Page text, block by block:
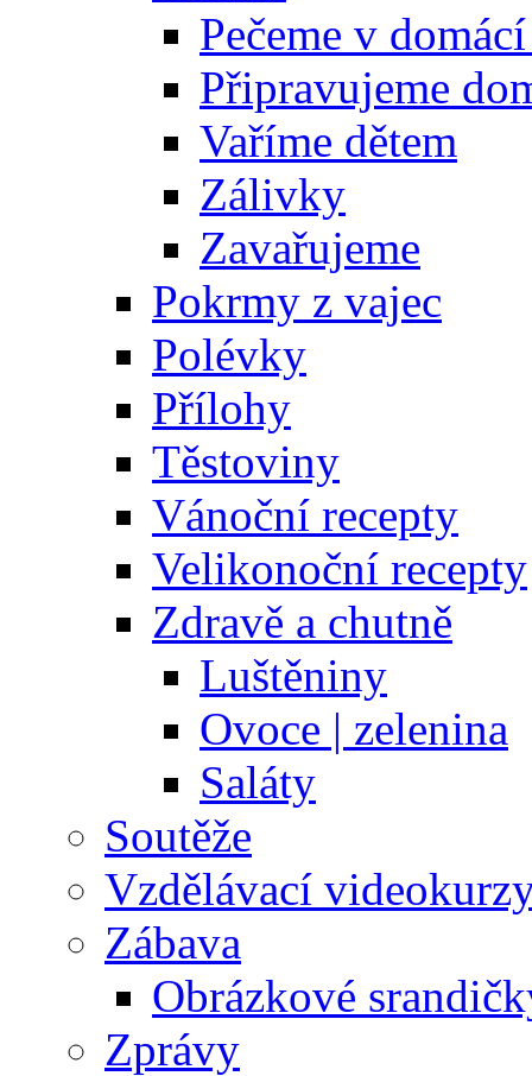
Pečeme v
Připravujeme
Vaříme dětem
Zálivky
Zavařujeme
Pokrmy z vajec
Polévky
Přílohy
Těstoviny
Vánoční recepty
Velikonoční recepty
Zdravě a chutně
Luštěniny
Ovoce | zelenina
Saláty
Soutěže
Vzdělávací
Zábava
Obrázkové
Zprávy